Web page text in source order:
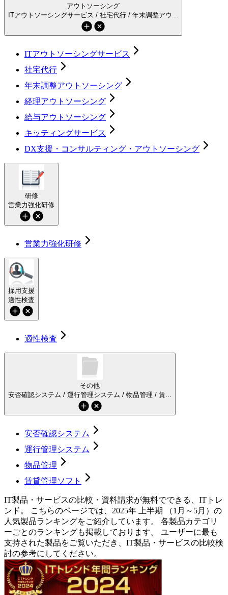
アウトソーシング
ITアウトソーシングサービス / 社宅代行 / 年末調整アウ...
ITアウトソーシングサービス
社宅代行
年末調整アウトソーシング
経理アウトソーシング
給与アウトソーシング
キッティングサービス
DX支援・コンサルティング・アウトソーシング
研修
営業力強化研修
営業力強化研修
採用支援
適性検査
適性検査
その他
安否確認システム / 運行管理システム / 物品管理 / 賃...
安否確認システム
運行管理システム
物品管理
賃貸管理ソフト
IT製品・サービスの比較・資料請求が無料でできる、ITトレ
ンド。 こちらのページでは、2025年 上半期 （1月～5月）の
人気製品ランキングをご紹介しています。 各製品カテゴリ
ーごとのランキングも掲載しております。 ユーザーに最も
支持された製品をご覧いただき、IT製品・サービスの比較検
討の参考にしてください。